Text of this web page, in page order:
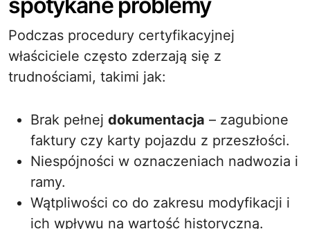
Podczas procedury certyfikacyjnej
właściciele często zderzają się z
trudnościami, takimi jak:
Brak pełnej dokumentacja – zagubione
faktury czy karty pojazdu z przeszłości.
Niespójności w oznaczeniach nadwozia i
ramy.
Wątpliwości co do zakresu modyfikacji i
ich wpływu na wartość historyczną.